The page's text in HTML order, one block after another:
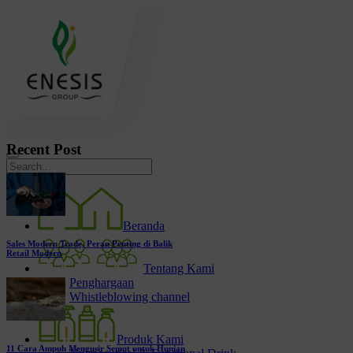
Beranda
Tentang Kami
Penghargaan
Whistleblowing channel
Produk Kami
Recent Post
Sales Modern Trade, Peran Penting di Balik
Retail Modern
11 Cara Ampuh Mengusir Semut untuk Hunian